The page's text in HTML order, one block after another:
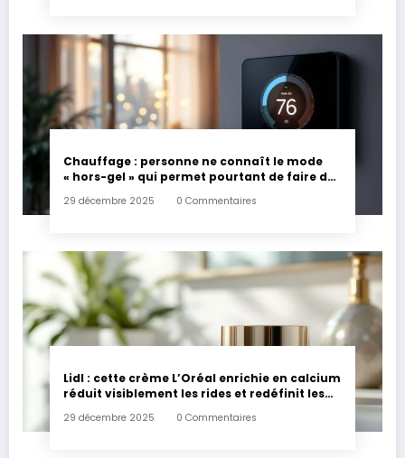
Chauffage : personne ne connaît le mode
« hors-gel » qui permet pourtant de faire de
29 décembre 2025 0 Commentaires
Lidl : cette crème L’Oréal enrichie en calcium
réduit visiblement les rides et redéfinit les
29 décembre 2025 0 Commentaires